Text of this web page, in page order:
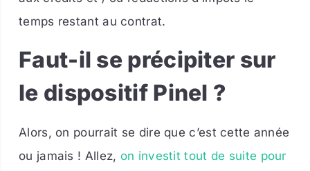
temps restant au contrat.
Faut-il se précipiter sur
le dispositif Pinel ?
Alors, on pourrait se dire que c’est cette année
ou jamais ! Allez, on investit tout de suite pour